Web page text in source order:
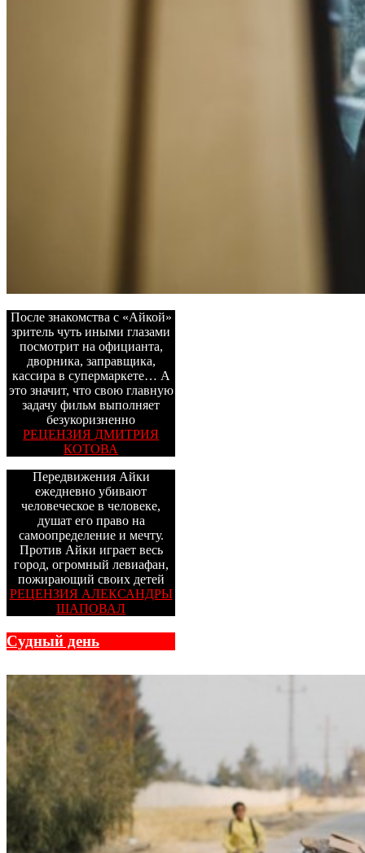
После знакомства с «Айкой»
зритель чуть иными глазами
посмотрит на официанта,
дворника, заправщика,
кассира в супермаркете… А
это значит, что свою главную
задачу фильм выполняет
безукоризненно
РЕЦЕНЗИЯ ДМИТРИЯ
КОТОВА
Передвижения Айки
ежедневно убивают
человеческое в человеке,
душат его право на
самоопределение и мечту.
Против Айки играет весь
город, огромный левиафан,
пожирающий своих детей
РЕЦЕНЗИЯ АЛЕКСАНДРЫ
ШАПОВАЛ
Судный день